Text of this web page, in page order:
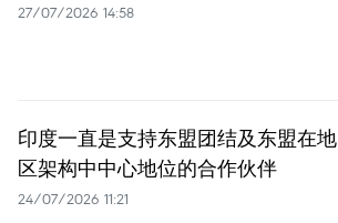
27/07/2026 14:58
印度一直是支持东盟团结及东盟在地
区架构中中心地位的合作伙伴
24/07/2026 11:21